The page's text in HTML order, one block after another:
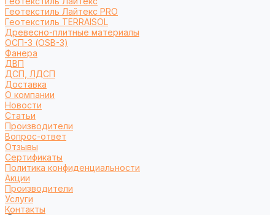
Геотекстиль Лайтекс PRO
Геотекстиль TERRAISOL
Древесно-плитные материалы
ОСП-3 (OSB-3)
Фанера
ДВП
ДСП, ЛДСП
Доставка
О компании
Новости
Статьи
Производители
Вопрос-ответ
Отзывы
Сертификаты
Политика конфиденциальности
Акции
Производители
Услуги
Контакты